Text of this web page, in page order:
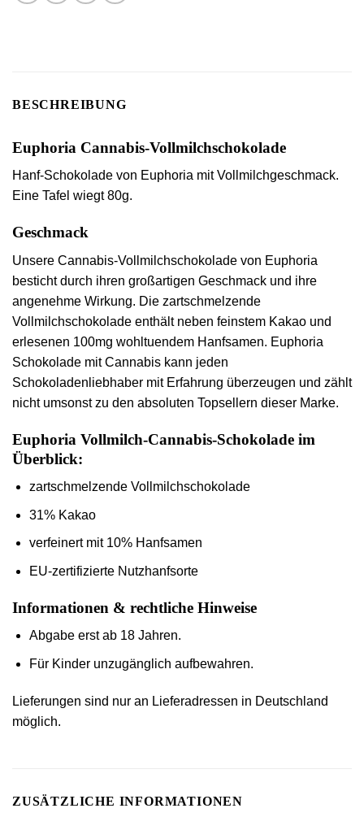
BESCHREIBUNG
Euphoria Cannabis-Vollmilchschokolade
Hanf-Schokolade von Euphoria mit Vollmilchgeschmack.
Eine Tafel wiegt 80g.
Geschmack
Unsere Cannabis-Vollmilchschokolade von Euphoria
besticht durch ihren großartigen Geschmack und ihre
angenehme Wirkung. Die zartschmelzende
Vollmilchschokolade enthält neben feinstem Kakao und
erlesenen 100mg wohltuendem Hanfsamen. Euphoria
Schokolade mit Cannabis kann jeden
Schokoladenliebhaber mit Erfahrung überzeugen und zählt
nicht umsonst zu den absoluten Topsellern dieser Marke.
Euphoria Vollmilch-Cannabis-Schokolade im
Überblick:
zartschmelzende Vollmilchschokolade
31% Kakao
verfeinert mit 10% Hanfsamen
EU-zertifizierte Nutzhanfsorte
Informationen & rechtliche Hinweise
Abgabe erst ab 18 Jahren.
Für Kinder unzugänglich aufbewahren.
Lieferungen sind nur an Lieferadressen in Deutschland
möglich.
ZUSÄTZLICHE INFORMATIONEN